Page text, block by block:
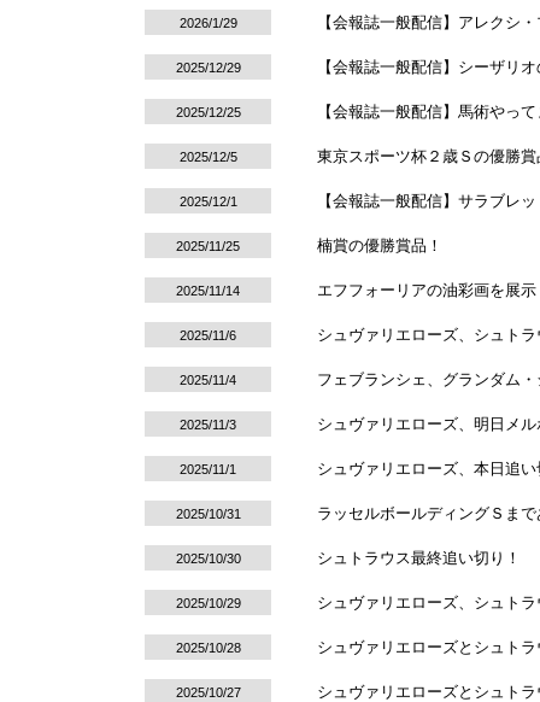
2026/1/29 【会報誌一般配信】アレクシ
2025/12/29 【会報誌一般配信】シーザリ
2025/12/25 【会報誌一般配信】馬術やっ
2025/12/5 東京スポーツ杯２歳Ｓの優勝賞
2025/12/1 【会報誌一般配信】サラブレ
2025/11/25 楠賞の優勝賞品！
2025/11/14 エフフォーリアの油彩画を展
2025/11/6 シュヴァリエローズ、シュト
2025/11/4 フェブランシェ、グランダム
2025/11/3 シュヴァリエローズ、明日メ
2025/11/1 シュヴァリエローズ、本日追
2025/10/31 ラッセルボールディングＳま
2025/10/30 シュトラウス最終追い切り！
2025/10/29 シュヴァリエローズ、シュト
2025/10/28 シュヴァリエローズとシュト
2025/10/27 シュヴァリエローズとシュト